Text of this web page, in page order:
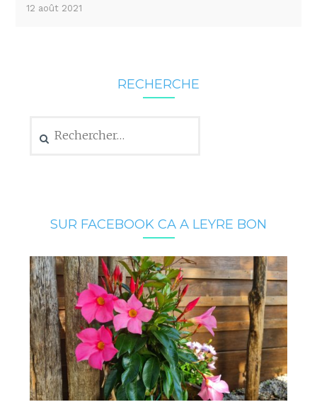
12 août 2021
RECHERCHE
SUR FACEBOOK CA A LEYRE BON